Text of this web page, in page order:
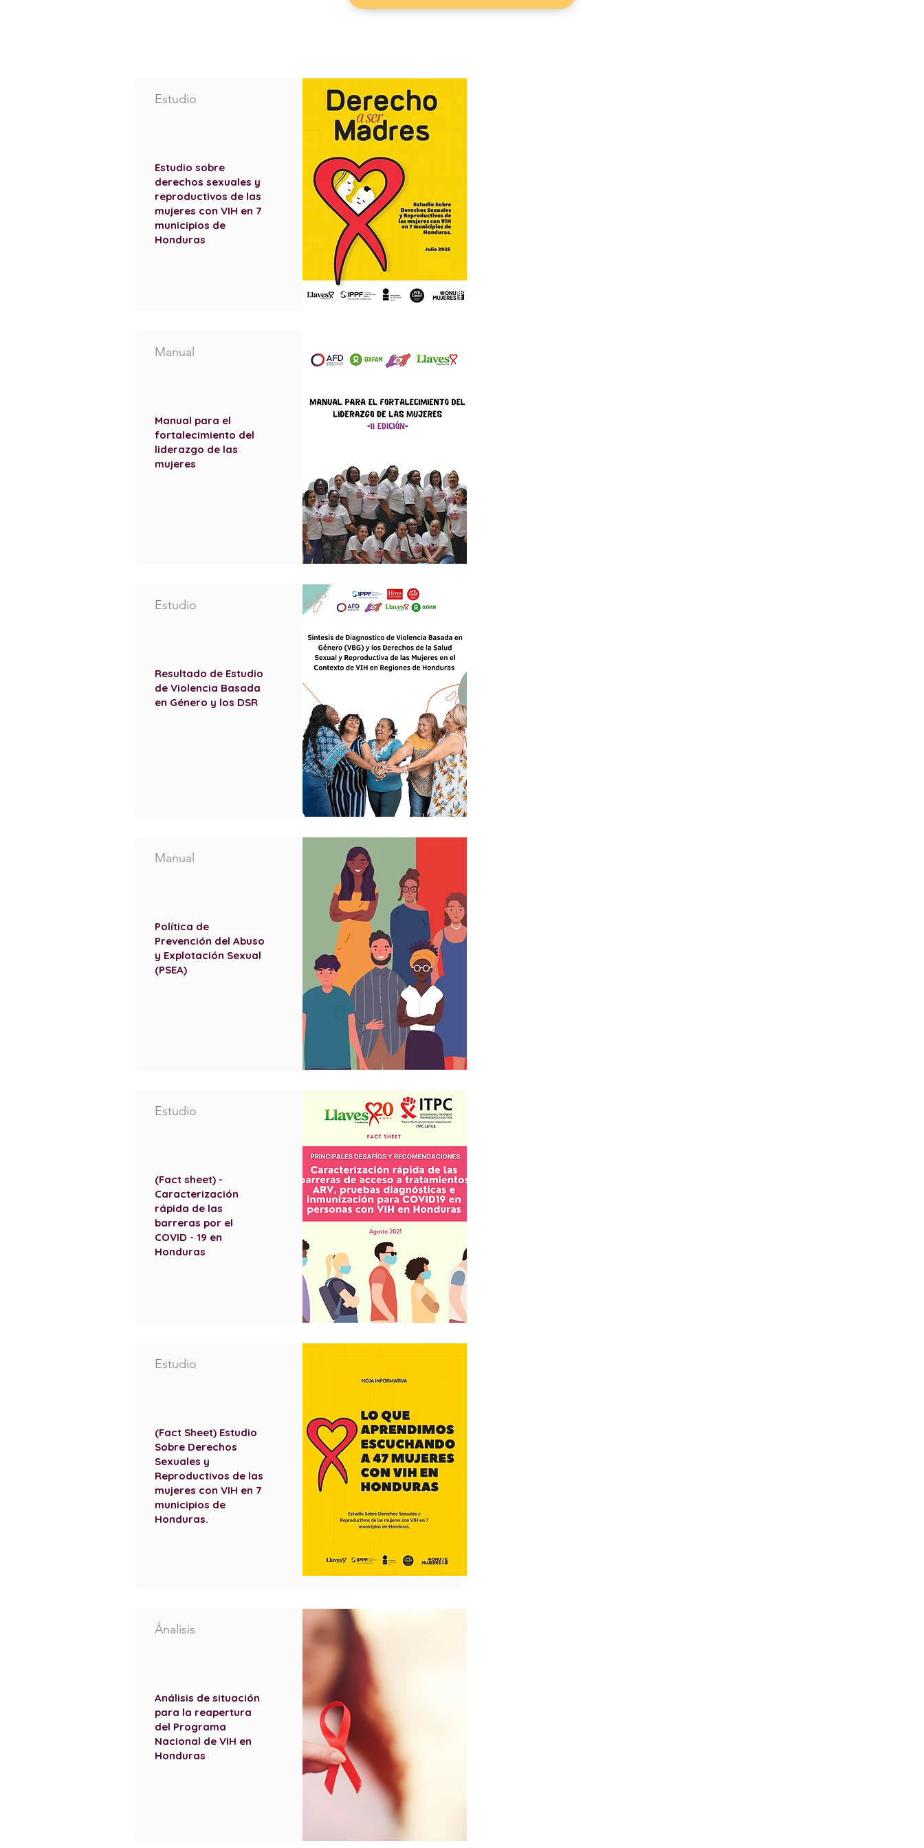
Estudio
Estudio sobre
derechos sexuales y
reproductivos de las
mujeres con VIH en 7
municipios de
Honduras
Manual
Manual para el
fortalecimiento del
liderazgo de las
mujeres
Estudio
Resultado de Estudio
de Violencia Basada
en Género y los DSR
Manual
Política de
Prevención del Abuso
y Explotación Sexual
(PSEA)
Estudio
(Fact sheet) -
Caracterización
rápida de las
barreras por el
COVID - 19 en
Honduras
Estudio
(Fact Sheet) Estudio
Sobre Derechos
Sexuales y
Reproductivos de las
mujeres con VIH en 7
municipios de
Honduras.
Ánalisis
Análisis de situación
para la reapertura
del Programa
Nacional de VIH en
Honduras